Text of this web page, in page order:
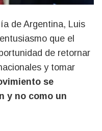
que el
de retornar
y tomar
se
y no como un